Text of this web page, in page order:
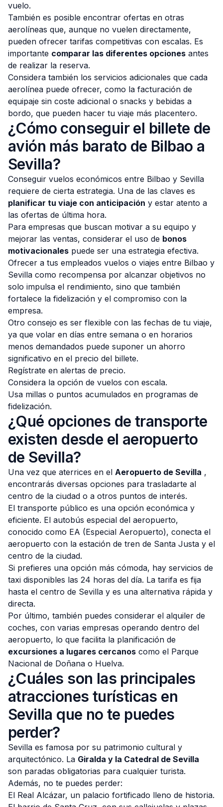
vuelo.
También es posible encontrar ofertas en otras
aerolíneas que, aunque no vuelen directamente,
pueden ofrecer tarifas competitivas con escalas. Es
importante comparar las diferentes opciones antes
de realizar la reserva.
Considera también los servicios adicionales que cada
aerolínea puede ofrecer, como la facturación de
equipaje sin coste adicional o snacks y bebidas a
bordo, que pueden hacer tu viaje más placentero.
¿Cómo conseguir el billete de
avión más barato de Bilbao a
Sevilla?
Conseguir vuelos económicos entre Bilbao y Sevilla
requiere de cierta estrategia. Una de las claves es
planificar tu viaje con anticipación y estar atento a
las ofertas de última hora.
Para empresas que buscan motivar a su equipo y
mejorar las ventas, considerar el uso de bonos
motivacionales puede ser una estrategia efectiva.
Ofrecer a tus empleados vuelos o viajes entre Bilbao y
Sevilla como recompensa por alcanzar objetivos no
solo impulsa el rendimiento, sino que también
fortalece la fidelización y el compromiso con la
empresa.
Otro consejo es ser flexible con las fechas de tu viaje,
ya que volar en días entre semana o en horarios
menos demandados puede suponer un ahorro
significativo en el precio del billete.
Regístrate en alertas de precio.
Considera la opción de vuelos con escala.
Usa millas o puntos acumulados en programas de
fidelización.
¿Qué opciones de transporte
existen desde el aeropuerto
de Sevilla?
Una vez que aterrices en el Aeropuerto de Sevilla ,
encontrarás diversas opciones para trasladarte al
centro de la ciudad o a otros puntos de interés.
El transporte público es una opción económica y
eficiente. El autobús especial del aeropuerto,
conocido como EA (Especial Aeropuerto), conecta el
aeropuerto con la estación de tren de Santa Justa y el
centro de la ciudad.
Si prefieres una opción más cómoda, hay servicios de
taxi disponibles las 24 horas del día. La tarifa es fija
hasta el centro de Sevilla y es una alternativa rápida y
directa.
Por último, también puedes considerar el alquiler de
coches, con varias empresas operando dentro del
aeropuerto, lo que facilita la planificación de
excursiones a lugares cercanos como el Parque
Nacional de Doñana o Huelva.
¿Cuáles son las principales
atracciones turísticas en
Sevilla que no te puedes
perder?
Sevilla es famosa por su patrimonio cultural y
arquitectónico. La Giralda y la Catedral de Sevilla
son paradas obligatorias para cualquier turista.
Además, no te puedes perder:
El Real Alcázar, un palacio fortificado lleno de historia.